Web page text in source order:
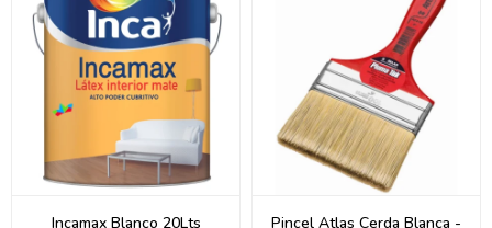
Incamax Blanco 20Lts
Pincel Atlas Cerda Blanca -